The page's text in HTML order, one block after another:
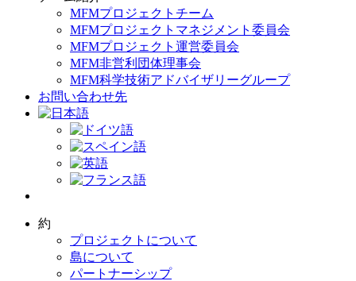
MFMプロジェクトチーム
MFMプロジェクトマネジメント委員会
MFMプロジェクト運営委員会
MFM非営利団体理事会
MFM科学技術アドバイザリーグループ
お問い合わせ先
約
プロジェクトについて
島について
パートナーシップ